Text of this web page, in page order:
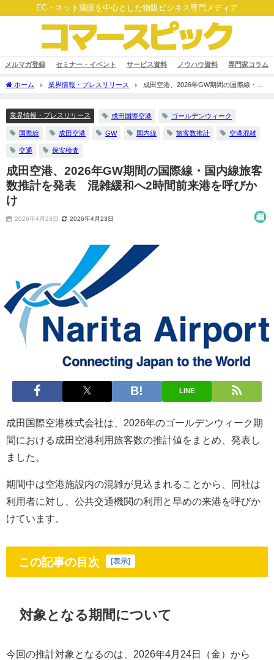
EC・ネット通販を中心とした物販ビジネス専門メディア
メルマガ登録 セミナー・イベント サービス資料 ノウハウ資料 専門家コラム
ホーム 業界情報・プレスリリース
成田空港、2026年GW期間の国際線・国
業界情報・プレスリリース 成田国際空港 ゴールデンウィーク
国際線 成田空港 GW 国内線 旅客数推計 空港混雑
交通 保安検査
成田空港、2026年GW期間の国際線・国内線旅客
数推計を発表 混雑緩和へ2時間前来港を呼びか
け
2026年4月23日 2026年4月23日
LINE
成田国際空港株式会社は、2026年のゴールデンウィーク期
間における成田空港利用旅客数の推計値をまとめ、発表し
ました。
期間中は空港施設内の混雑が見込まれることから、同社は
利用者に対し、公共交通機関の利用と早めの来港を呼びか
けています。
この記事の目次 [表示]
対象となる期間について
今回の推計対象となるのは、2026年4月24日（金）から